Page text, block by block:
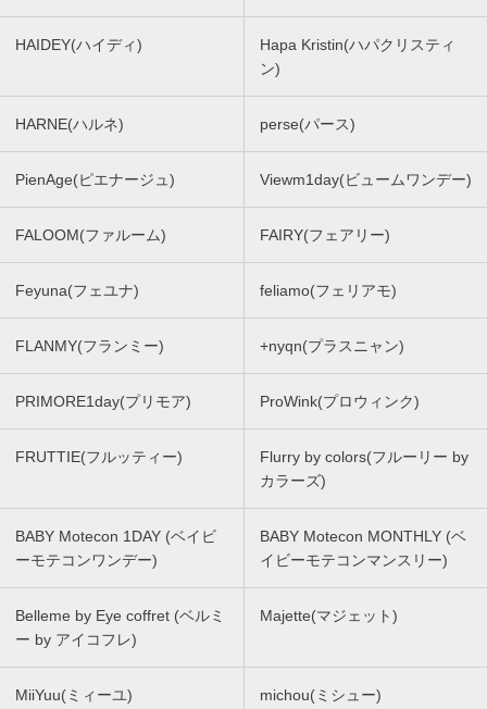
HAIDEY(ハイディ)
Hapa Kristin(ハパクリスティ
ン)
HARNE(ハルネ) perse(パース)
PienAge(ピエナージュ) Viewm1day(ビュームワンデー)
FALOOM(ファルーム) FAIRY(フェアリー)
Feyuna(フェユナ) feliamo(フェリアモ)
FLANMY(フランミー) +nyqn(プラスニャン)
PRIMORE1day(プリモア) ProWink(プロウィンク)
FRUTTIE(フルッティー)
Flurry by colors(フルーリー by
カラーズ)
BABY Motecon 1DAY (ベイビ
ーモテコンワンデー)
BABY Motecon MONTHLY (ベ
イビーモテコンマンスリー)
Belleme by Eye coffret (ベルミ
ー by アイコフレ)
Majette(マジェット)
MiiYuu(ミィーユ) michou(ミシュー)